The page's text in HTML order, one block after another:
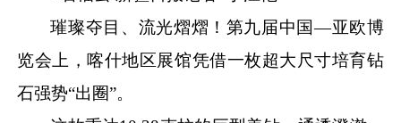
璀璨夺目、流光熠熠！第九届中国—亚欧博
览会上，喀什地区展馆凭借一枚超大尺寸培育钻
石强势“出圈”。